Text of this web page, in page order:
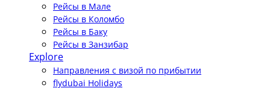
Рейсы в Мале
Рейсы в Коломбо
Рейсы в Баку
Рейсы в Занзибар
Explore
Направления с визой по прибытии
flydubai Holidays